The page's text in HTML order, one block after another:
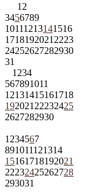
1 2
3456789
10111213141516
1718192021 2223
24252627282930
31
1 234
567891011
12131415161718
192021 22232425
2627282930
1 234567
891011121314
15161718192021
22232425262728
293031